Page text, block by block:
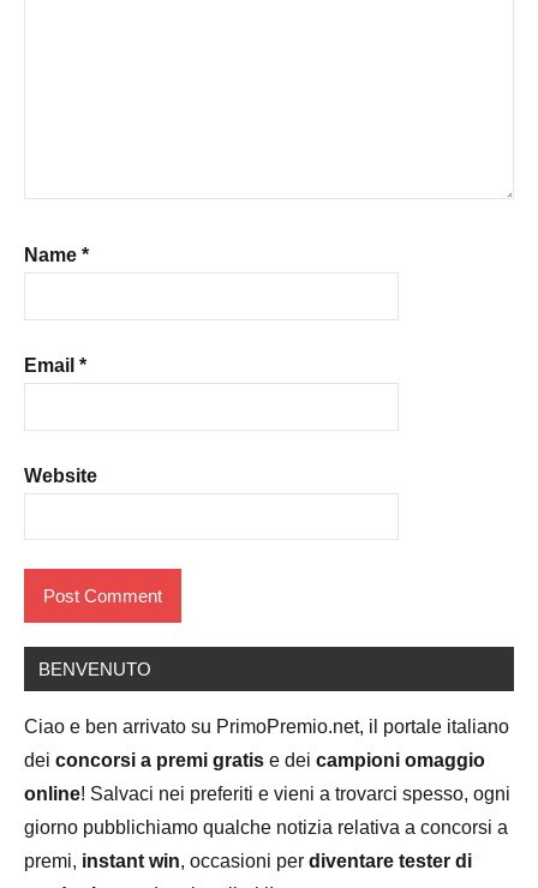
Name *
Email *
Website
BENVENUTO
Ciao e ben arrivato su PrimoPremio.net, il portale italiano
dei concorsi a premi gratis e dei campioni omaggio
online! Salvaci nei preferiti e vieni a trovarci spesso, ogni
giorno pubblichiamo qualche notizia relativa a concorsi a
premi, instant win, occasioni per diventare tester di